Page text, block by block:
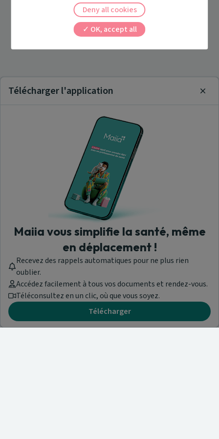
Télécharger l'application
Maiia vous simplifie la santé, même
en déplacement !
Recevez des rappels automatiques pour ne plus rien
oublier.
Accédez facilement à tous vos documents et rendez-vous.
Téléconsultez en un clic, où que vous soyez.
Télécharger
OK, accept all
Deny all cookies